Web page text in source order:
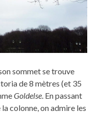
sommet se trouve
de 8 mètres (et 35
Goldelse. En passant
colonne, on admire les